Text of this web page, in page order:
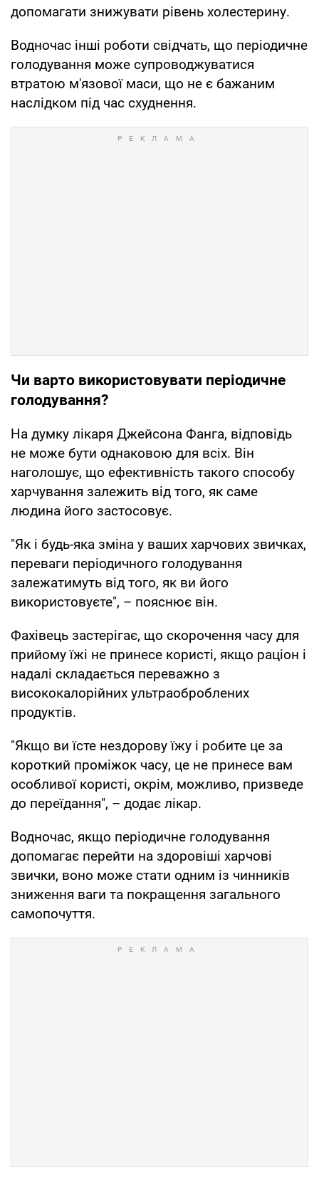
допомагати знижувати рівень холестерину.
Водночас інші роботи свідчать, що періодичне
голодування може супроводжуватися
втратою м'язової маси, що не є бажаним
наслідком під час схуднення.
Чи варто використовувати періодичне
голодування?
На думку лікаря Джейсона Фанга, відповідь
не може бути однаковою для всіх. Він
наголошує, що ефективність такого способу
харчування залежить від того, як саме
людина його застосовує.
"Як і будь-яка зміна у ваших харчових звичках,
переваги періодичного голодування
залежатимуть від того, як ви його
використовуєте", – пояснює він.
Фахівець застерігає, що скорочення часу для
прийому їжі не принесе користі, якщо раціон і
надалі складається переважно з
висококалорійних ультраоброблених
продуктів.
"Якщо ви їсте нездорову їжу і робите це за
короткий проміжок часу, це не принесе вам
особливої користі, окрім, можливо, призведе
до переїдання", – додає лікар.
Водночас, якщо періодичне голодування
допомагає перейти на здоровіші харчові
звички, воно може стати одним із чинників
зниження ваги та покращення загального
самопочуття.